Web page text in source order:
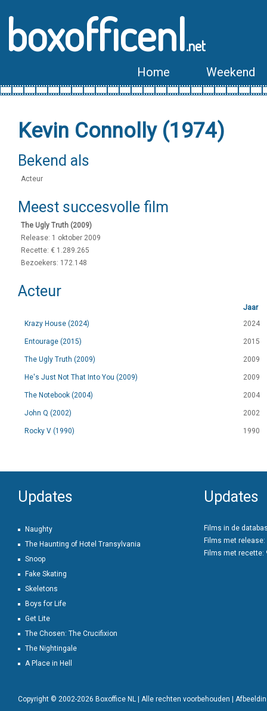
boxofficenl.net
Home Weekend
Kevin Connolly (1974)
Bekend als
Acteur
Meest succesvolle film
The Ugly Truth (2009)
Release: 1 oktober 2009
Recette: € 1.289.265
Bezoekers: 172.148
Acteur
Jaar
Krazy House (2024)
2024
Entourage (2015) 2015
The Ugly Truth (2009) 2009
He's Just Not That Into You (2009) 2009
The Notebook (2004) 2004
John Q (2002) 2002
Rocky V (1990) 1990
Updates
Naughty
The Haunting of Hotel Transylvania
Snoop
Fake Skating
Skeletons
Boys for Life
Get Lite
The Chosen: The Crucifixion
The Nightingale
A Place in Hell
Updates
Films in de
Films met release:
Films met recette:
Copyright © 2002-2026 Boxoffice NL | Alle rechten voorbehouden |